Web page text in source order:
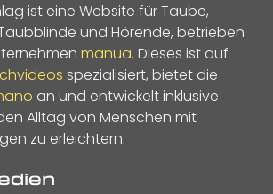
ist eine Website für Taube,
und Hörende, betrieben
manua. Dieses ist auf
spezialisiert, bietet die
an und entwickelt inklusive
Alltag von Menschen mit
zu erleichtern.